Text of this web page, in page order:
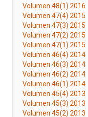
Volumen 48(1) 2016
Volumen 47(4) 2015
Volumen 47(3) 2015
Volumen 47(2) 2015
Volumen 47(1) 2015
Volumen 46(4) 2014
Volumen 46(3) 2014
Volumen 46(2) 2014
Volumen 46(1) 2014
Volumen 45(4) 2013
Volumen 45(3) 2013
Volumen 45(2) 2013